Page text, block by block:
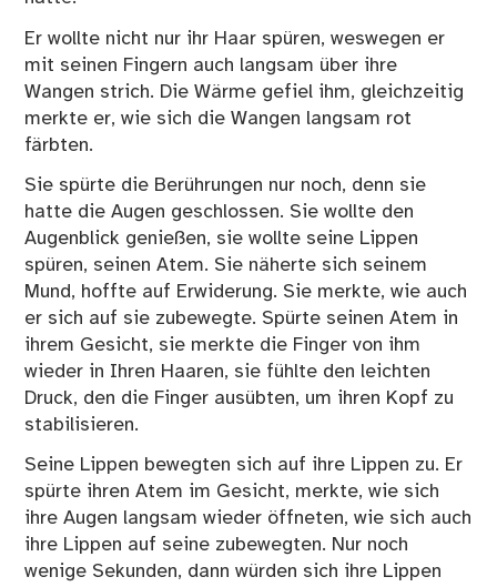
Er wollte nicht nur ihr Haar spüren, weswegen er
mit seinen Fingern auch langsam über ihre
Wangen strich. Die Wärme gefiel ihm, gleichzeitig
merkte er, wie sich die Wangen langsam rot
färbten.
Sie spürte die Berührungen nur noch, denn sie
hatte die Augen geschlossen. Sie wollte den
Augenblick genießen, sie wollte seine Lippen
spüren, seinen Atem. Sie näherte sich seinem
Mund, hoffte auf Erwiderung. Sie merkte, wie auch
er sich auf sie zubewegte. Spürte seinen Atem in
ihrem Gesicht, sie merkte die Finger von ihm
wieder in Ihren Haaren, sie fühlte den leichten
Druck, den die Finger ausübten, um ihren Kopf zu
stabilisieren.
Seine Lippen bewegten sich auf ihre Lippen zu. Er
spürte ihren Atem im Gesicht, merkte, wie sich
ihre Augen langsam wieder öffneten, wie sich auch
ihre Lippen auf seine zubewegten. Nur noch
wenige Sekunden, dann würden sich ihre Lippen